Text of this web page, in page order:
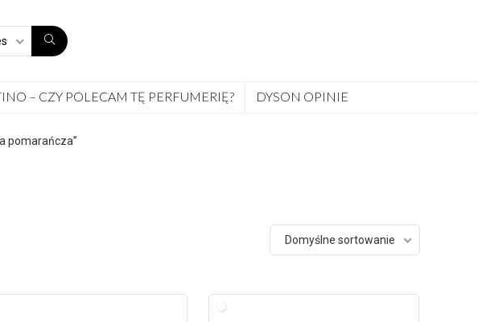
– CZY POLECAM TĘ PERFUMERIĘ? DYSON OPINIE
pomarańcza”
Domyślne sortowanie